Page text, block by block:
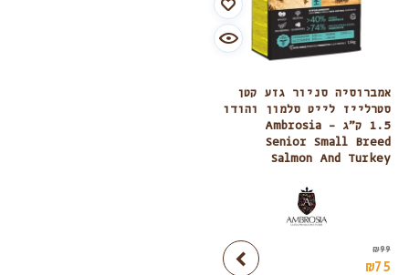
אמברוסיה סניור גזע קטן
סטרלייז לייט סלמון והודו
1.5 ק”ג – Ambrosia
Senior Small Breed
Salmon And Turkey
₪99
₪75